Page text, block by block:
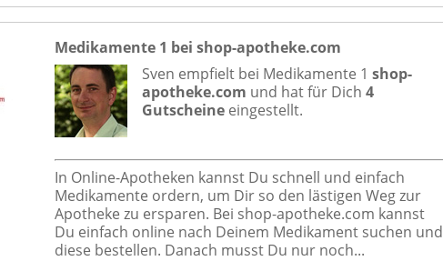
Medikamente 1 bei shop-apotheke.com
Sven empfielt bei Medikamente 1 shop-
apotheke.com und hat für Dich 4
Gutscheineeingestellt.
In Online-Apotheken kannst Du schnell und einfach
Medikamente ordern, um Dir so den lästigen Weg zur
Apotheke zu ersparen. Bei shop-apotheke.com kannst
Du einfach online nach Deinem Medikament suchen und
diese bestellen. Danach musst Du nur noch...